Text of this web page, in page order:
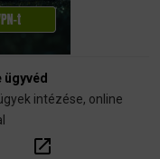
ügyvéd
intézése, online
open_in_new